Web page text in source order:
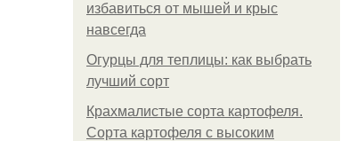
избавиться от мышей и крыс
навсегда
Огурцы для теплицы: как выбрать
лучший сорт
Крахмалистые сорта картофеля.
Сорта картофеля с высоким